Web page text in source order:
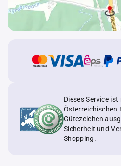
Dieses Service ist
Österreichischen
Gütezeichen
Sicherheit und
Shopping.